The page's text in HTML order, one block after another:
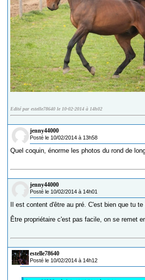
Edité par estelle78640 le 10-02-2014 à 14h02
jenny44000
Posté le 10/02/2014 à 13h58
Quel coquin, énorme les photos du rond de
jenny44000
Posté le 10/02/2014 à 14h01
Il est content d'être au pré. C'est bien que tu
Être propriétaire c'est pas facile, on se remet
estelle78640
Posté le 10/02/2014 à 14h12